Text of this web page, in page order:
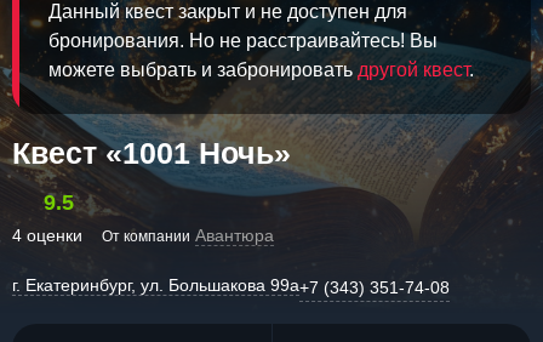
Данный квест закрыт и не доступен для
бронирования. Но не расстраивайтесь! Вы
можете выбрать и забронировать другой квест.
Квест «1001 Ночь»
9.5
4 оценки От компании Авантюра
г. Екатеринбург, ул. Большакова 99а+7 (343) 351-74-08